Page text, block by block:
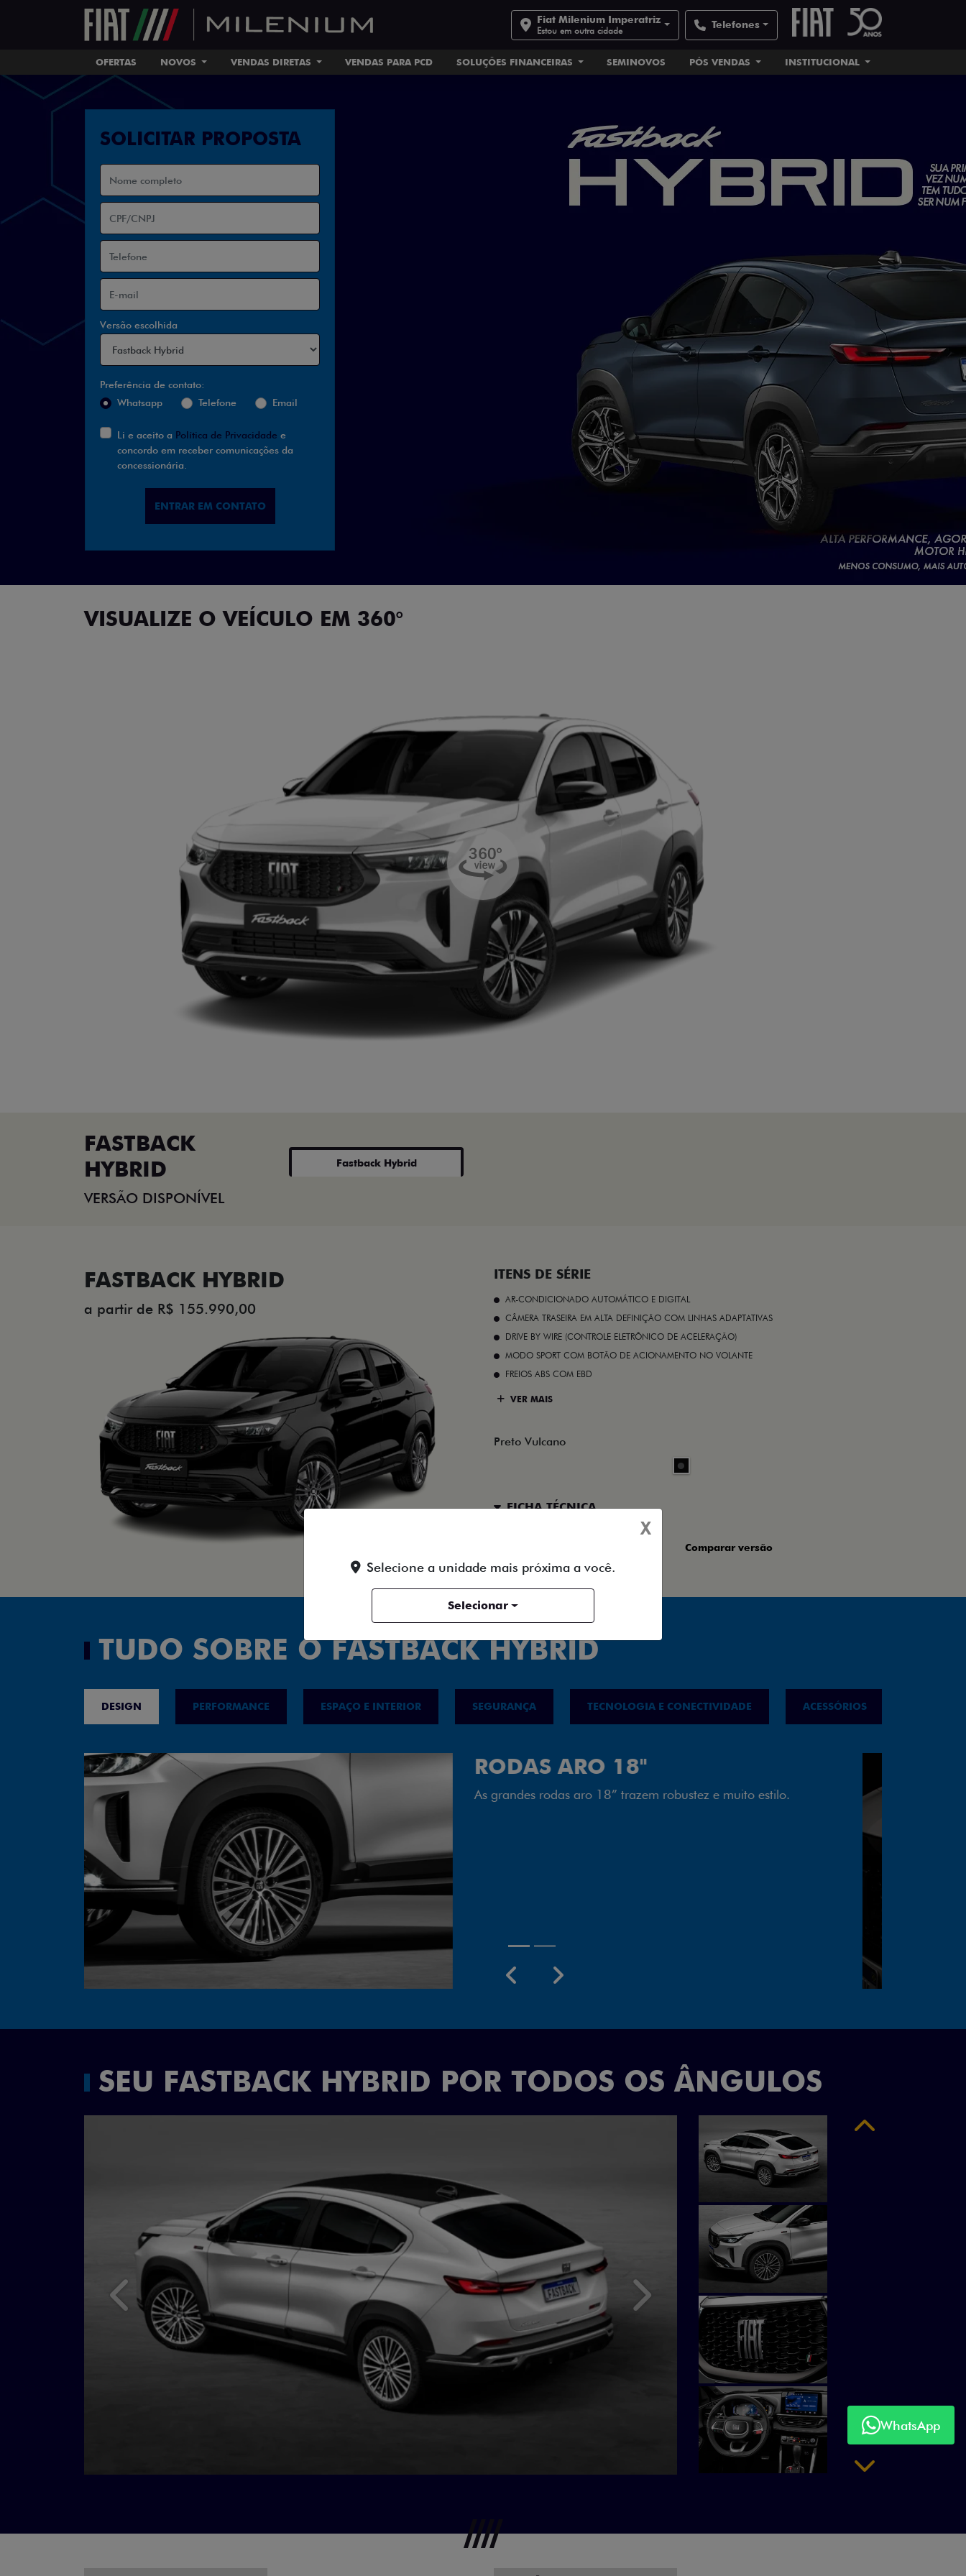
Fiat Milenium Imperatriz
Estou em outra cidade Telefones
OFERTAS NOVOS VENDAS DIRETAS VENDAS PARA PCD SOLUÇÕES FINANCEIRAS SEMINOVOS PÓS VENDAS INSTITUCIONAL
SOLICITAR PROPOSTA
Versão escolhida
Preferência de contato:
Whatsapp
Telefone Email
Li e aceito a Política de Privacidade e
concordo em receber comunicações da
concessionária.
ENTRAR EM CONTATO
VISUALIZE O VEÍCULO EM 360°
FASTBACK
HYBRID
VERSÃO DISPONÍVEL
Fastback Hybrid
FASTBACK HYBRID
a partir de R$ 155.990,00
ITENS DE SÉRIE
AR-CONDICIONADO AUTOMÁTICO E DIGITAL
CÂMERA TRASEIRA EM ALTA DEFINIÇÃO COM LINHAS ADAPTATIVAS
DRIVE BY WIRE (CONTROLE ELETRÔNICO DE ACELERAÇÃO)
MODO SPORT COM BOTÃO DE ACIONAMENTO NO VOLANTE
FREIOS ABS COM EBD
VER MAIS
Preto Vulcano
FICHA TÉCNICA
Comparar versão
TUDO SOBRE O FASTBACK HYBRID
DESIGN PERFORMANCE ESPAÇO E INTERIOR SEGURANÇA TECNOLOGIA E CONECTIVIDADE ACESSÓRIOS
FAROL FULL LED
Tecnologia dos faróis totalmente em LED garante melhor
PreviousNext
SEU FASTBACK HYBRID POR TODOS OS ÂNGULOS
Anterior Próximo
Anterior
WhatsApp
X
Selecione a unidade mais próxima a você.
Selecionar